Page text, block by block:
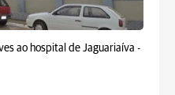
ao hospital de Jaguariaíva -